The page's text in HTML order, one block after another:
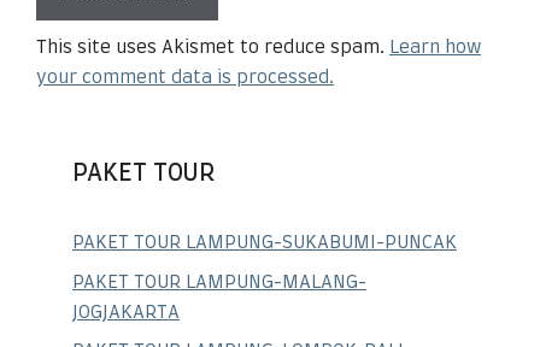
This site uses Akismet to reduce spam. Learn how
your comment data is processed.
PAKET TOUR
PAKET TOUR LAMPUNG-SUKABUMI-PUNCAK
PAKET TOUR LAMPUNG-MALANG-
JOGJAKARTA